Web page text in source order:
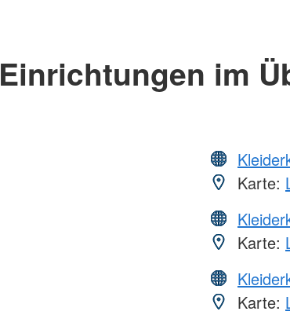
Einrichtungen im
Karte:
Karte:
Karte: